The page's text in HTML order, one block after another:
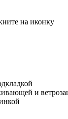
на иконку
и